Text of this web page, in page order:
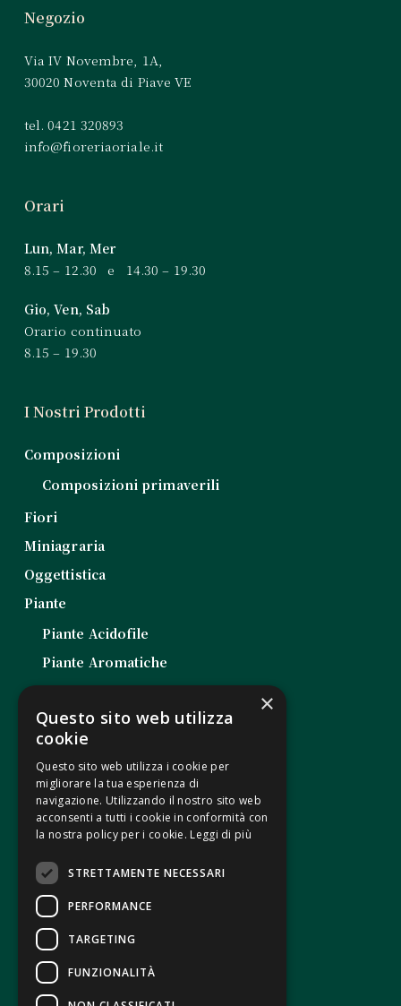
Negozio
Via IV Novembre, 1A,
30020 Noventa di Piave VE
tel. 0421 320893
info@fioreriaoriale.it
Orari
Lun, Mar, Mer
8.15 – 12.30 e 14.30 – 19.30
Gio, Ven, Sab
Orario continuato
8.15 – 19.30
I Nostri Prodotti
Composizioni
Composizioni primaverili
Fiori
Miniagraria
Oggettistica
Piante
Piante Acidofile
Piante Aromatiche
Piante da Balcone
Piante da Esterno
Piante da Interno
Piante Grasse
Piantine da Orto
Note Legali
Termini e condizioni di vendita
Modalità di pagamento
F.A.Q
×
Questo sito web utilizza
cookie
Questo sito web utilizza i cookie per
migliorare la tua esperienza di
navigazione. Utilizzando il nostro sito web
acconsenti a tutti i cookie in conformità con
la nostra policy per i cookie. Leggi di più
STRETTAMENTE NECESSARI
PERFORMANCE
TARGETING
FUNZIONALITÀ